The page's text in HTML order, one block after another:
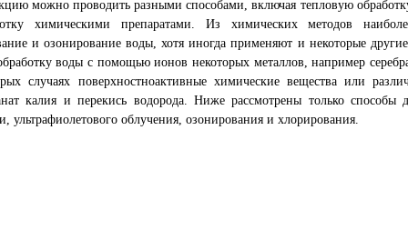
можно проводить разными способами, включая тепловую
химическими препаратами. Из химических методов
и озонирование воды, хотя иногда применяют и некоторые
воды с помощью ионов некоторых металлов, например
случаях поверхностноактивные химические вещества или
калия и перекись водорода. Ниже рассмотрены только
ультрафиолетового облучения, озонирования и хлорирования.